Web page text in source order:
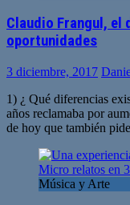
Claudio Frangul, el
oportunidades
3 diciembre, 2017
1) ¿ Qué diferencias
años reclamaba por
de hoy que también
Música y Arte